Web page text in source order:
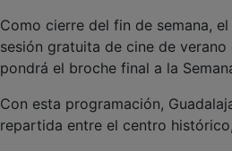
Como cierre del fin de semana,
sesión gratuita de cine de
pondrá el broche final a la
Con esta programación,
repartida entre el centro